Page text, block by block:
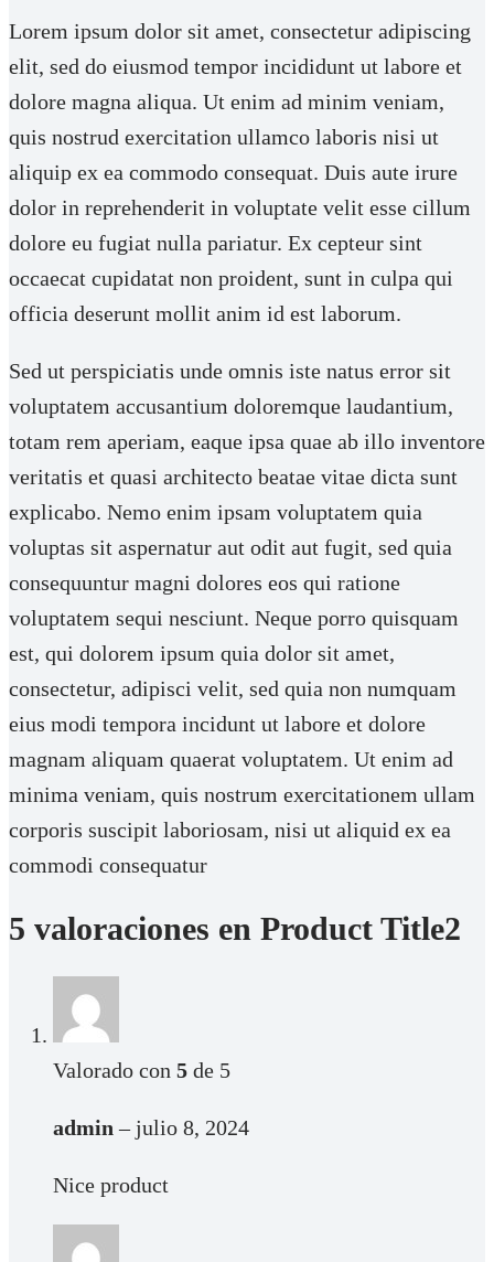
Lorem ipsum dolor sit amet, consectetur adipiscing
elit, sed do eiusmod tempor incididunt ut labore et
dolore magna aliqua. Ut enim ad minim veniam,
quis nostrud exercitation ullamco laboris nisi ut
aliquip ex ea commodo consequat. Duis aute irure
dolor in reprehenderit in voluptate velit esse cillum
dolore eu fugiat nulla pariatur. Ex cepteur sint
occaecat cupidatat non proident, sunt in culpa qui
officia deserunt mollit anim id est laborum.
Sed ut perspiciatis unde omnis iste natus error sit
voluptatem accusantium doloremque laudantium,
totam rem aperiam, eaque ipsa quae ab illo inventore
veritatis et quasi architecto beatae vitae dicta sunt
explicabo. Nemo enim ipsam voluptatem quia
voluptas sit aspernatur aut odit aut fugit, sed quia
consequuntur magni dolores eos qui ratione
voluptatem sequi nesciunt. Neque porro quisquam
est, qui dolorem ipsum quia dolor sit amet,
consectetur, adipisci velit, sed quia non numquam
eius modi tempora incidunt ut labore et dolore
magnam aliquam quaerat voluptatem. Ut enim ad
minima veniam, quis nostrum exercitationem ullam
corporis suscipit laboriosam, nisi ut aliquid ex ea
commodi consequatur
5 valoraciones en Product Title2
Valorado con 5 de 5
admin– julio 8, 2024
Nice product